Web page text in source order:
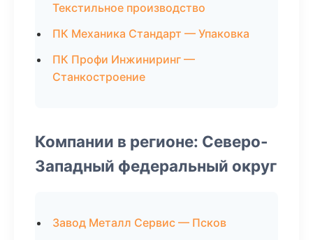
Текстильное производство
ПК Механика Стандарт — Упаковка
ПК Профи Инжиниринг —
Станкостроение
Компании в регионе: Северо-
Западный федеральный округ
Завод Металл Сервис — Псков